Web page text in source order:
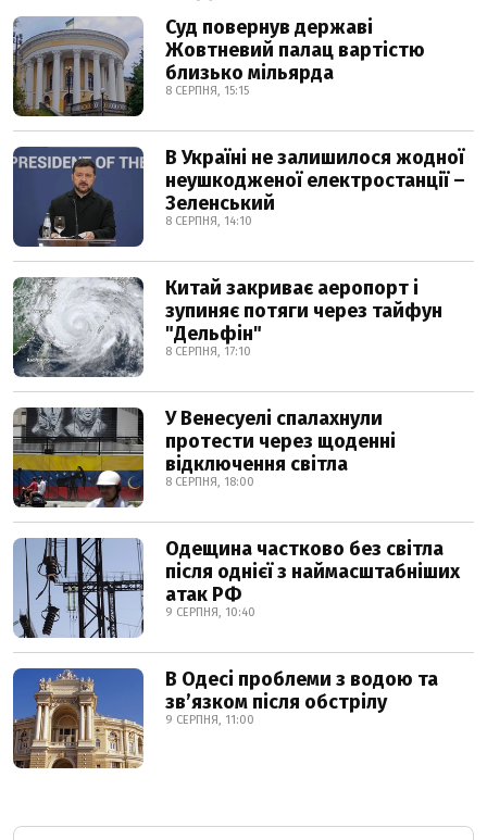
Суд повернув державі
Жовтневий палац вартістю
близько мільярда
8 СЕРПНЯ, 15:15
В Україні не залишилося жодної
неушкодженої електростанції –
Зеленський
8 СЕРПНЯ, 14:10
Китай закриває аеропорт і
зупиняє потяги через тайфун
"Дельфін"
8 СЕРПНЯ, 17:10
У Венесуелі спалахнули
протести через щоденні
відключення світла
8 СЕРПНЯ, 18:00
Одещина частково без світла
після однієї з наймасштабніших
атак РФ
9 СЕРПНЯ, 10:40
В Одесі проблеми з водою та
звʼязком після обстрілу
9 СЕРПНЯ, 11:00